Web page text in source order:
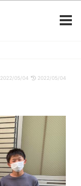
2022/05/04 2022/05/04